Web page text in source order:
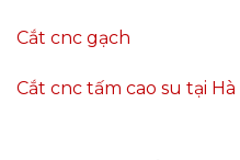
Cắt cnc gạch
Cắt cnc tấm cao su tại Hà